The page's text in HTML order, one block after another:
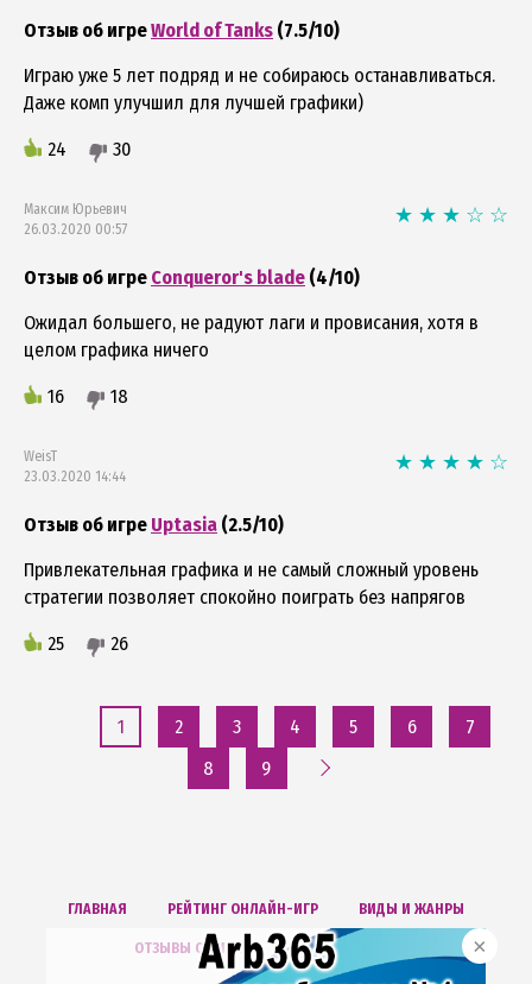
Отзыв об игреWorld of Tanks (7.5/10)
Играю уже 5 лет подряд и не собираюсь останавливаться.
Даже комп улучшил для лучшей графики)
24 30
Максим Юрьевич
26.03.2020 00:57
Отзыв об игре Conqueror's blade (4/10)
Ожидал большего, не радуют лаги и провисания, хотя в
целом графика ничего
16 18
WeisT
23.03.2020 14:44
Отзыв об игре Uptasia (2.5/10)
Привлекательная графика и не самый сложный уровень
стратегии позволяет спокойно поиграть без напрягов
25 26
1 2 3 4 5 6
7
8
9
ГЛАВНАЯ РЕЙТИНГ ОНЛАЙН-ИГР ВИДЫ И ЖАНРЫ
ОТЗЫВЫ ОБ ИГРАХ БОНУСХАНТИНГ